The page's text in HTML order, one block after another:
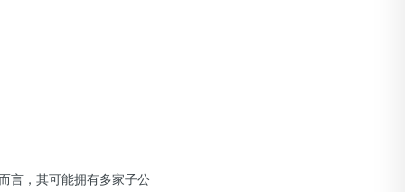
言，其可能拥有多家子公